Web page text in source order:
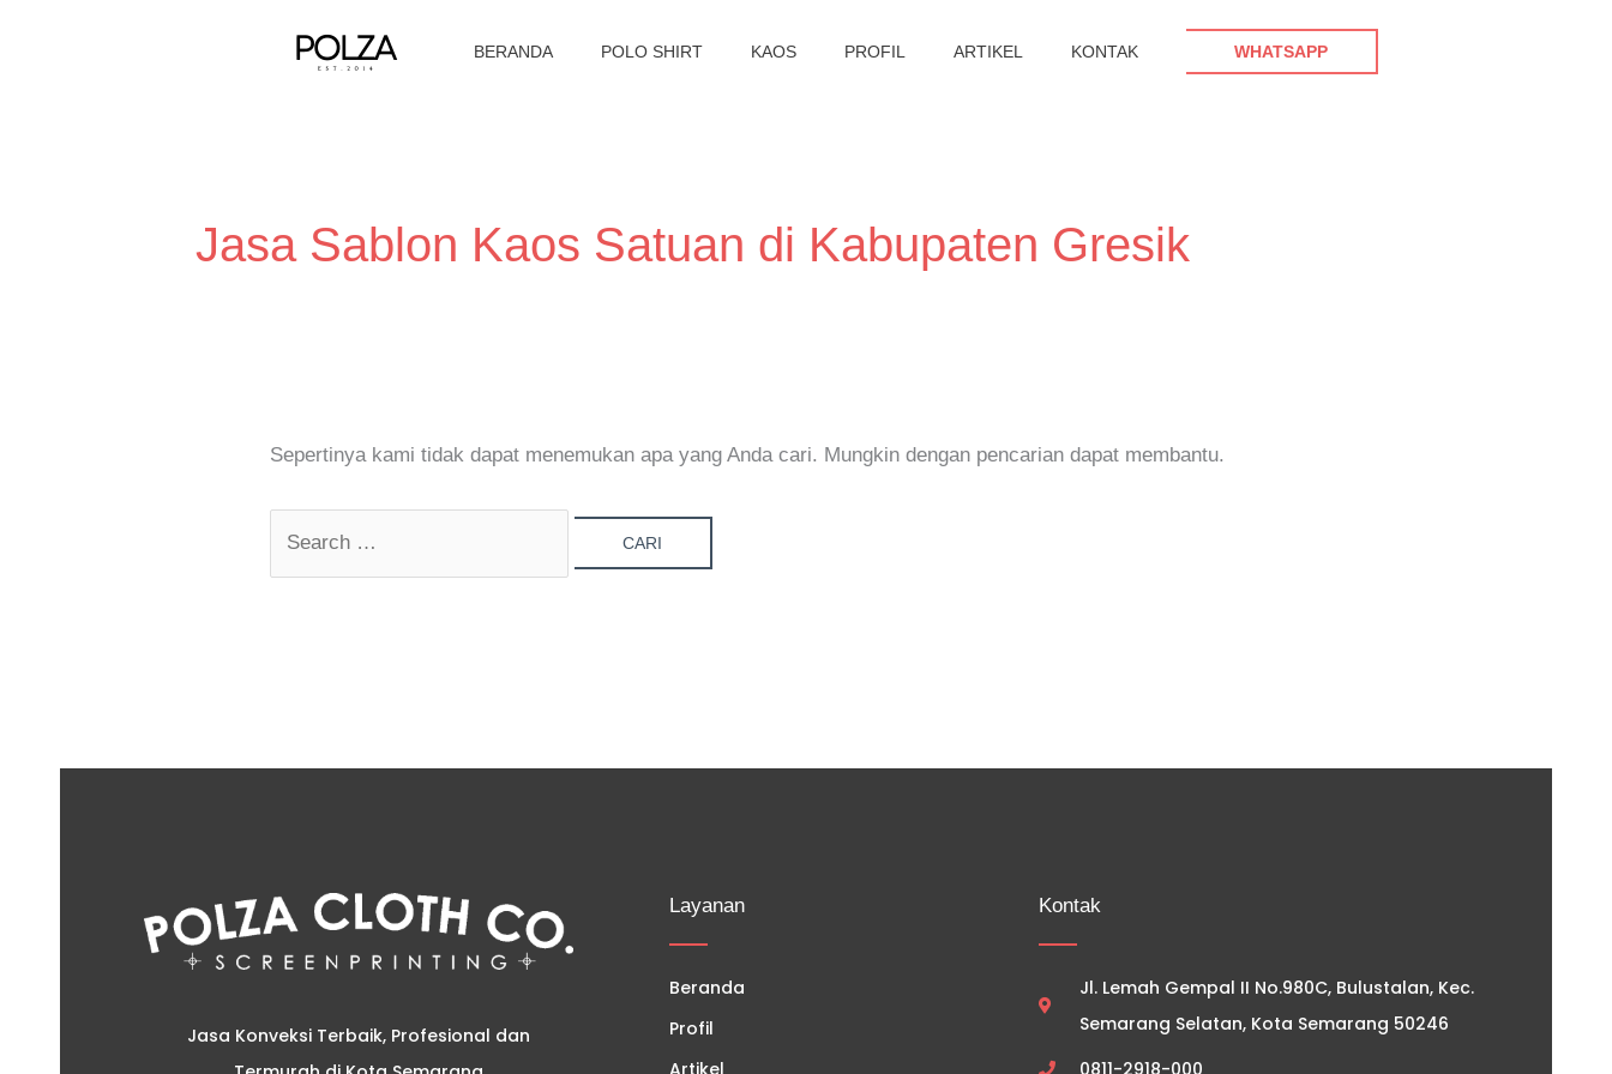
BERANDA POLO SHIRT KAOS PROFIL ARTIKEL KONTAK WHATSAPP
Jasa Sablon Kaos Satuan di Kabupaten Gresik
Sepertinya kami tidak dapat menemukan apa yang Anda cari. Mungkin dengan pencarian dapat membantu.
Jasa Konveksi Terbaik, Profesional dan
Layanan
Beranda
Profil
Artikel
Kontak
Jl. Lemah Gempal II No.980C, Bulustalan, Kec.
Semarang Selatan, Kota Semarang 50246
0811-2918-000